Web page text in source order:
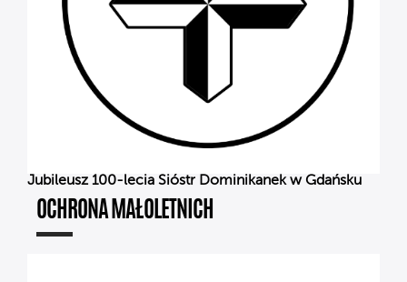
Jubileusz 100-lecia Sióstr Dominikanek w Gdańsku
OCHRONA MAŁOLETNICH